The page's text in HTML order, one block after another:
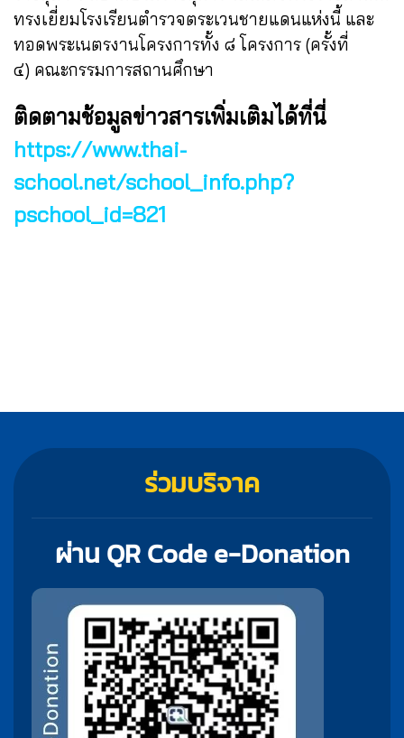
ทรงเยี่ยมโรงเรียนตำรวจตระเวนชายแดนแห่งนี้ และ
ทอดพระเนตรงานโครงการทั้ง ๘ โครงการ (ครั้งที่
๔) คณะกรรมการสถานศึกษา
ติดตามช้อมูลข่าวสารเพิ่มเติมได้ที่นี่
https://www.thai-
school.net/school_info.php?
pschool_id=821
ร่วมบริจาค
ผ่าน QR Code e-Donation